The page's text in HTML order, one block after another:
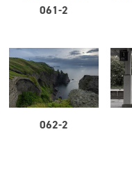
061-2
062-2